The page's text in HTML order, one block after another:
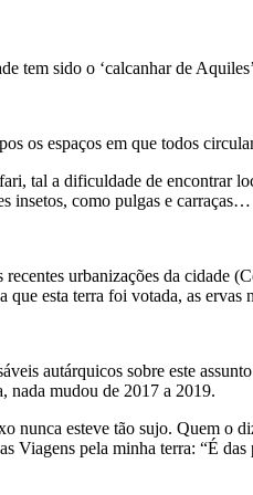
tem sido o ‘calcanhar de
os espaços em que todos
tal a dificuldade de encontrar
insetos, como pulgas e
recentes urbanizações da
esta terra foi votada, as ervas
autárquicos sobre este
nada mudou de 2017 a 2019.
nunca esteve tão sujo. Quem o
Viagens pela minha terra: “É